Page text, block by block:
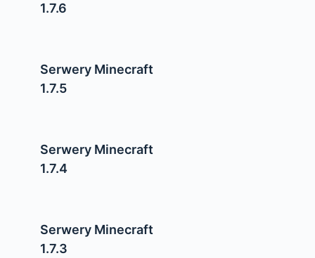
1.7.6
Serwery Minecraft
1.7.5
Serwery Minecraft
1.7.4
Serwery Minecraft
1.7.3